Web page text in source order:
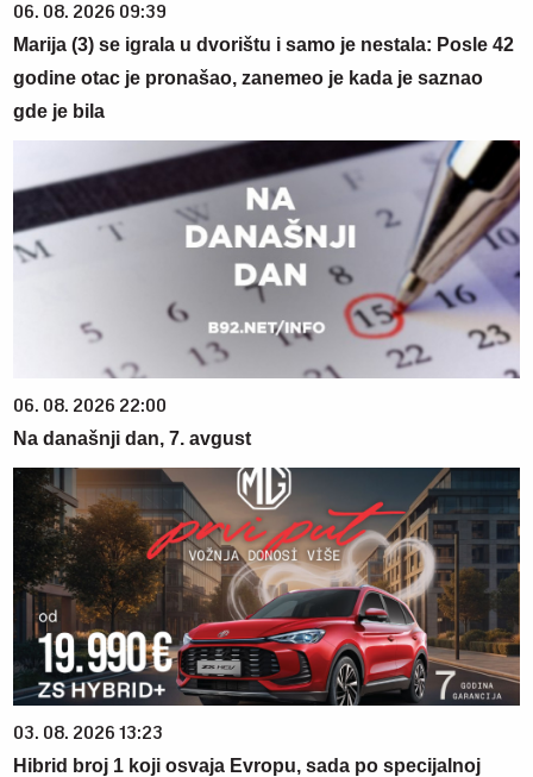
06. 08. 2026 09:39
Marija (3) se igrala u dvorištu i samo je nestala: Posle 42
godine otac je pronašao, zanemeo je kada je saznao
gde je bila
06. 08. 2026 22:00
Na današnji dan, 7. avgust
03. 08. 2026 13:23
Hibrid broj 1 koji osvaja Evropu, sada po specijalnoj